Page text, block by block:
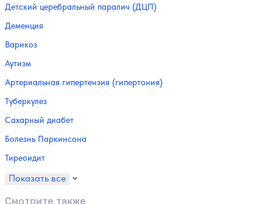
Детский церебральный паралич (ДЦП)
Деменция
Варикоз
Аутизм
Артериальная гипертензия (гипертония)
Туберкулез
Сахарный диабет
Болезнь Паркинсона
Тиреоидит
Показать все
Смотрите также